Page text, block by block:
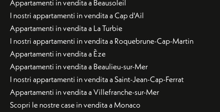
Appartamenti in vendita a Beausoleil
I nostri appartamenti in vendita a Cap d'Ail
Appartamenti in vendita a La Turbie
I nostri appartamenti in vendita a Roquebrune-Cap-Martin
Appartamenti in vendita a Èze
Appartamenti in vendita a Beaulieu-sur-Mer
I nostri appartamenti in vendita a Saint-Jean-Cap-Ferrat
Appartamenti in vendita a Villefranche-sur-Mer
Scopri le nostre case in vendita a Monaco